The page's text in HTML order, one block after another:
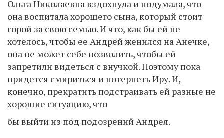
Ольга Николаевна вздохнула и подумала, что
она воспитала хорошего сына, который стоит
горой за свою семью. И что, как бы ей не
хотелось, чтобы ее Андрей женился на Анечке,
она не может себе позволить, чтобы ей
запретили видеться с внучкой. Поэтому пока
придется смириться и потерпеть Иру. И,
конечно, прекратить подстраивать ей разные не
хорошие ситуацию, что
бы выйти из под подозрений Андрея.